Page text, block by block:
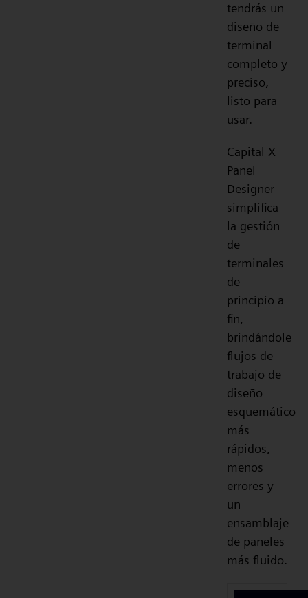
tendrás un
diseño de
terminal
completo y
preciso,
listo para
usar.
Capital X
Panel
Designer
simplifica
la gestión
de
terminales
de
principio a
fin,
brindándole
flujos de
trabajo de
diseño
esquemático
más
rápidos,
menos
errores y
un
ensamblaje
de paneles
más fluido.